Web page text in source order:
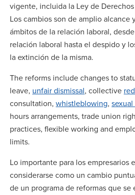
vigente, incluida la Ley de Derechos
Los cambios son de amplio alcance
ámbitos de la relación laboral,
relación laboral hasta el despido y
la extinción de la misma.
The reforms include changes to
leave, unfair dismissal, collective
consultation, whistleblowing,
hours arrangements, trade union
practices, flexible working and
limits.
Lo importante para los empresarios
considerarse como un cambio
de un programa de reformas que se